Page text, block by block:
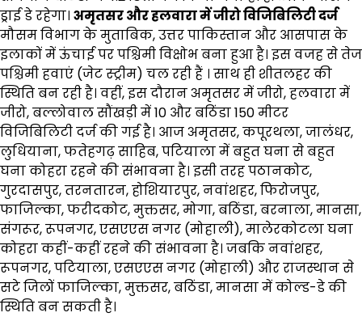
ड्राई डे रहेगा। अमृतसर और हलवारा में जीरो विजिबिलिटी दर्ज
मौसम विभाग के मुताबिक, उत्तर पाकिस्तान और आसपास के
इलाकों में ऊंचाई पर पश्चिमी विक्षोभ बना हुआ है। इस वजह से तेज
पश्चिमी हवाएं (जेट स्ट्रीम) चल रही हैं । साथ ही शीतलहर की
स्थिति बन रही है। वहीं, इस दौरान अमृतसर में जीरो, हलवारा में
जीरो, बल्लोवाल सौंखड़ी में 10 और बठिंडा 150 मीटर
विजिबिलिटी दर्ज की गई है। आज अमृतसर, कपूरथला, जालंधर,
लुधियाना, फतेहगढ़ साहिब, पटियाला में बहुत घना से बहुत
घना कोहरा रहने की संभावना है। इसी तरह पठानकोट,
गुरदासपुर, तरनतारन, होशियारपुर, नवांशहर, फिरोजपुर,
फाजिल्का, फरीदकोट, मुक्तसर, मोगा, बठिंडा, बरनाला, मानसा,
संगरूर, रूपनगर, एसएएस नगर (मोहाली), मालेरकोटला घना
कोहरा कहीं-कहीं रहने की संभावना है। जबकि नवांशहर,
रूपनगर, पटियाला, एसएएस नगर (मोहाली) और राजस्थान से
सटे जिलों फाजिल्का, मुक्तसर, बठिंडा, मानसा में कोल्ड-डे की
स्थिति बन सकती है।